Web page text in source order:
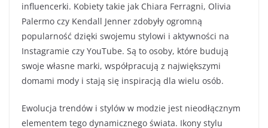
influencerki. Kobiety takie jak Chiara Ferragni, Olivia
Palermo czy Kendall Jenner zdobyły ogromną
popularność dzięki swojemu stylowi i aktywności na
Instagramie czy YouTube. Są to osoby, które budują
swoje własne marki, współpracują z największymi
domami mody i stają się inspiracją dla wielu osób.
Ewolucja trendów i stylów w modzie jest nieodłącznym
elementem tego dynamicznego świata. Ikony stylu